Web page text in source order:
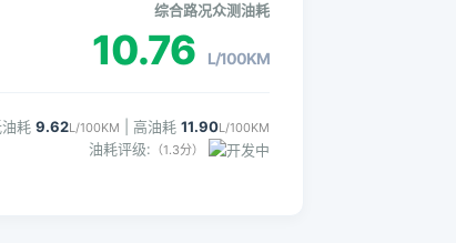
综合路况众测油耗
10.76 L/100KM
耗 9.62L/100KM | 高油耗 11.90L/100KM
油耗评级: （1.3分）